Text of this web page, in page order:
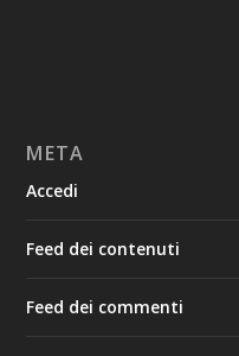
META
Accedi
Feed dei contenuti
Feed dei commenti